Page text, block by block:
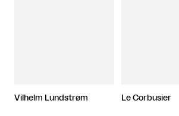
Vilhelm Lundstrøm Le Corbusier